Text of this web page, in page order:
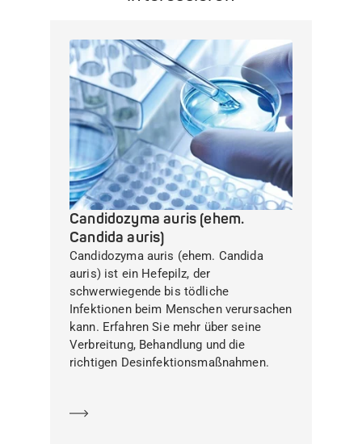
Candidozyma auris (ehem.
Candida auris)
Candidozyma auris (ehem. Candida
auris) ist ein Hefepilz, der
schwerwiegende bis tödliche
Infektionen beim Menschen verursachen
kann. Erfahren Sie mehr über seine
Verbreitung, Behandlung und die
richtigen Desinfektionsmaßnahmen.